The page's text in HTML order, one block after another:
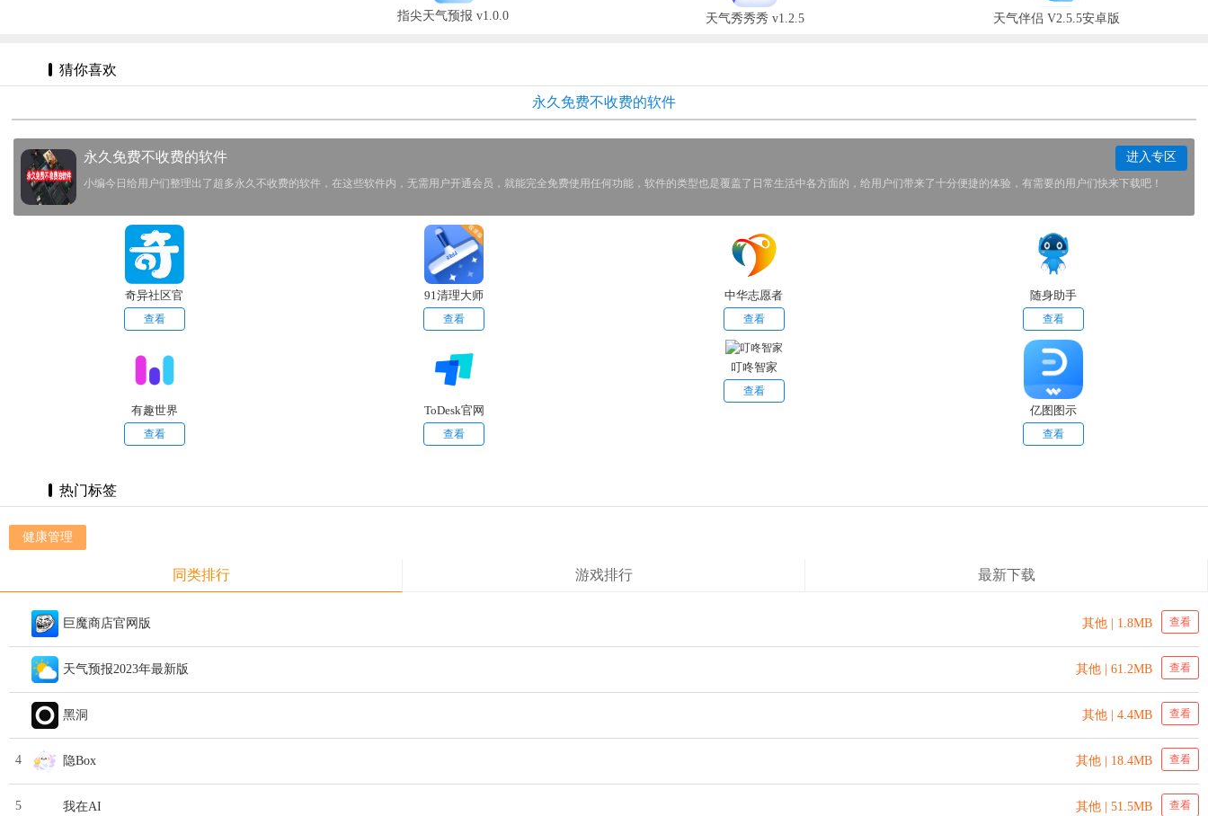
指尖天气预报 v1.0.0
天气秀秀秀 v1.2.5 天气伴侣 V2.5.5安卓版
猜你喜欢
永久免费不收费的软件
永久免费不收费的软件
小编今日给用户们整理出了超多永久不收费的软件，在这些软件内，无需用户开通会员，就能完全免费使用任何功能，软件的类型也是覆盖了日常生活中各方面的，给用户们带来了十分便捷的体验，有需要的用户们快来下载吧！
进入专区
奇异社区官
网版3.3.1
查看
91清理大师
查看
中华志愿者
app
查看
随身助手
查看
有趣世界
app
查看
ToDesk官网
版
查看
叮咚智家
查看
亿图图示
查看
热门标签
健康管理
同类排行 游戏排行 最新下载
巨魔商店官网版 其他 | 1.8MB 查看
天气预报2023年最新版 其他 | 61.2MB 查看
黑洞 其他 | 4.4MB 查看
4 隐Box 其他 | 18.4MB 查看
5 我在AI 其他 | 51.5MB 查看